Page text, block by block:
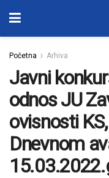
Početna Arhiva
Javni
odnos JU
ovisnosti
Dnevnom